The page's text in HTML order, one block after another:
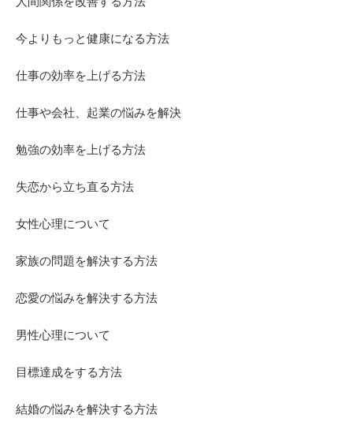
今よりもっと健康になる方法
仕事の効率を上げる方法
仕事や会社、起業の悩みを解決
勉強の効率を上げる方法
失恋から立ち直る方法
女性心理について
家族の問題を解決する方法
恋愛の悩みを解決する方法
男性心理について
目標達成をする方法
結婚の悩みを解決する方法